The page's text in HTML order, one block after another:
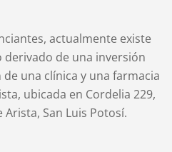
actualmente existe
derivado de una inversión
una clínica y una farmacia
ubicada en Cordelia 229,
San Luis Potosí.